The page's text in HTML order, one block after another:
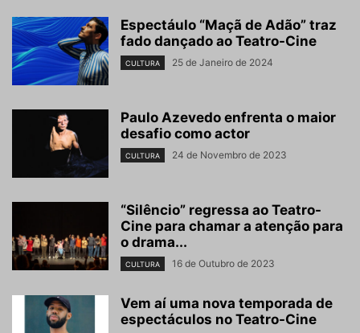
Espectáulo “Maçã de Adão” traz
fado dançado ao Teatro-Cine
CULTURA 25 de Janeiro de 2024
Paulo Azevedo enfrenta o maior
desafio como actor
CULTURA 24 de Novembro de 2023
“Silêncio” regressa ao Teatro-
Cine para chamar a atenção para
o drama...
CULTURA 16 de Outubro de 2023
Vem aí uma nova temporada de
espectáculos no Teatro-Cine